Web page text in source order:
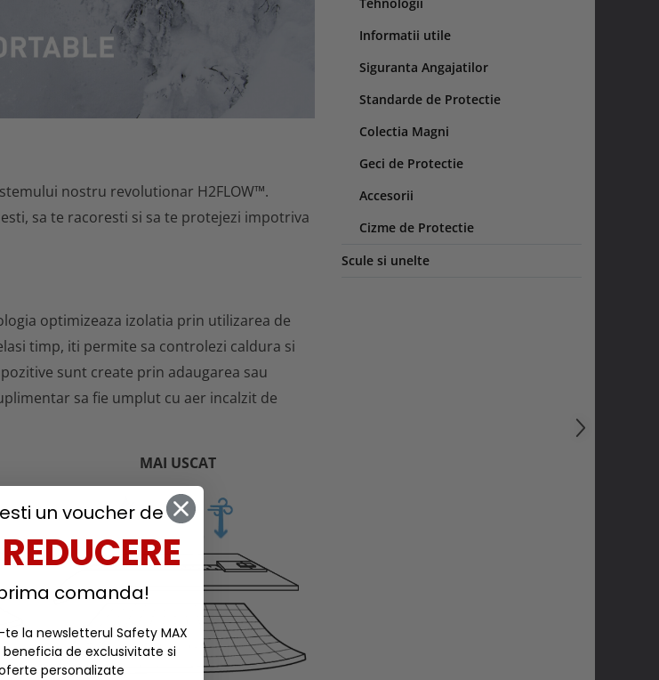
nostru revolutionar H2FLOW™.
sa te racoresti si sa te protejezi impotriva
optimizeaza izolatia prin utilizarea de
timp, iti permite sa controlezi caldura si
sunt create prin adaugarea sau
sa fie umplut cu aer incalzit de
MAI USCAT
Informatii utile
Siguranta Angajatilor
Standarde de Protectie
Colectia Magni
Geci de Protectie
Accesorii
Cizme de Protectie
Scule si unelte
un voucher de
comanda!
la newsletterul Safety MAX
de exclusivitate si
personalizate